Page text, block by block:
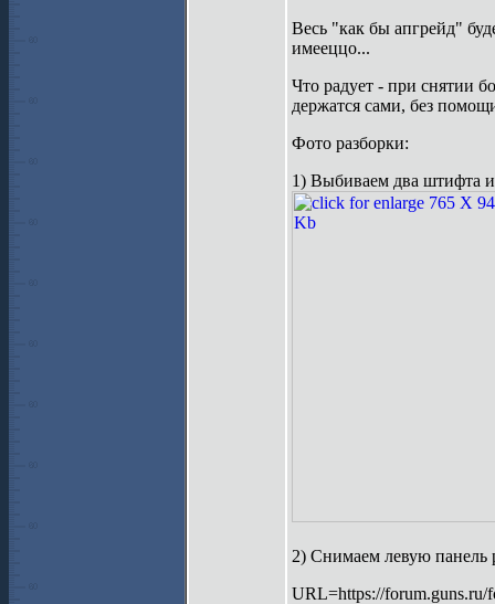
Весь "как бы апгрейд"
имееццо...
Что радует - при снятии
держатся сами, без
Фото разборки:
1) Выбиваем два штифта
2) Снимаем левую панель
URL=https://forum.guns.ru/